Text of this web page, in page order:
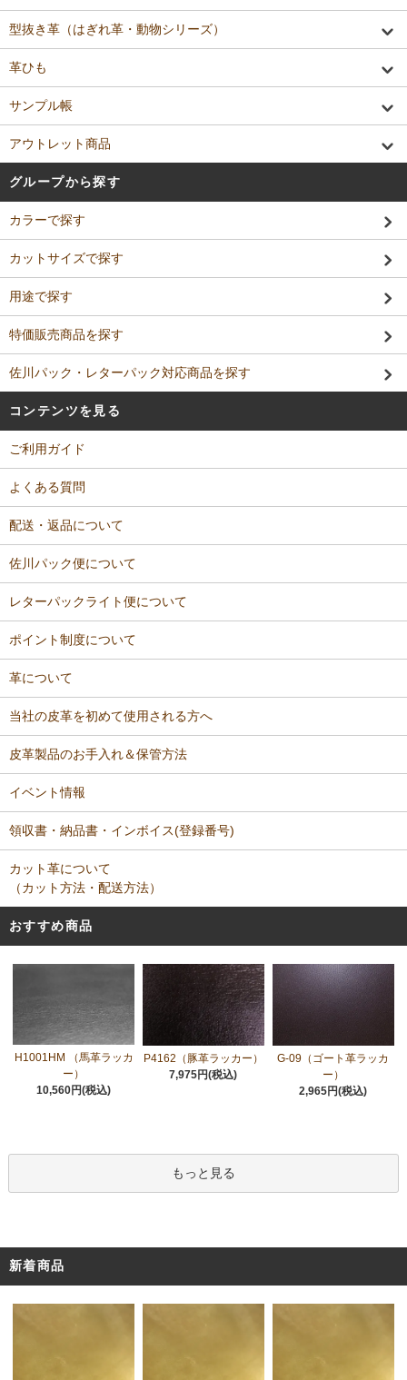
型抜き革（はぎれ革・動物シリーズ）
革ひも
サンプル帳
アウトレット商品
グループから探す
カラーで探す
カットサイズで探す
用途で探す
特価販売商品を探す
佐川パック・レターパック対応商品を探す
コンテンツを見る
ご利用ガイド
よくある質問
配送・返品について
佐川パック便について
レターパックライト便について
ポイント制度について
革について
当社の皮革を初めて使用される方へ
皮革製品のお手入れ＆保管方法
イベント情報
領収書・納品書・インボイス(登録番号)
カット革について
（カット方法・配送方法）
おすすめ商品
H1001HM （馬革ラッカ
ー）
10,560円(税込)
P4162（豚革ラッカー）
7,975円(税込)
G-09（ゴート革ラッカ
ー）
2,965円(税込)
もっと見る
新着商品